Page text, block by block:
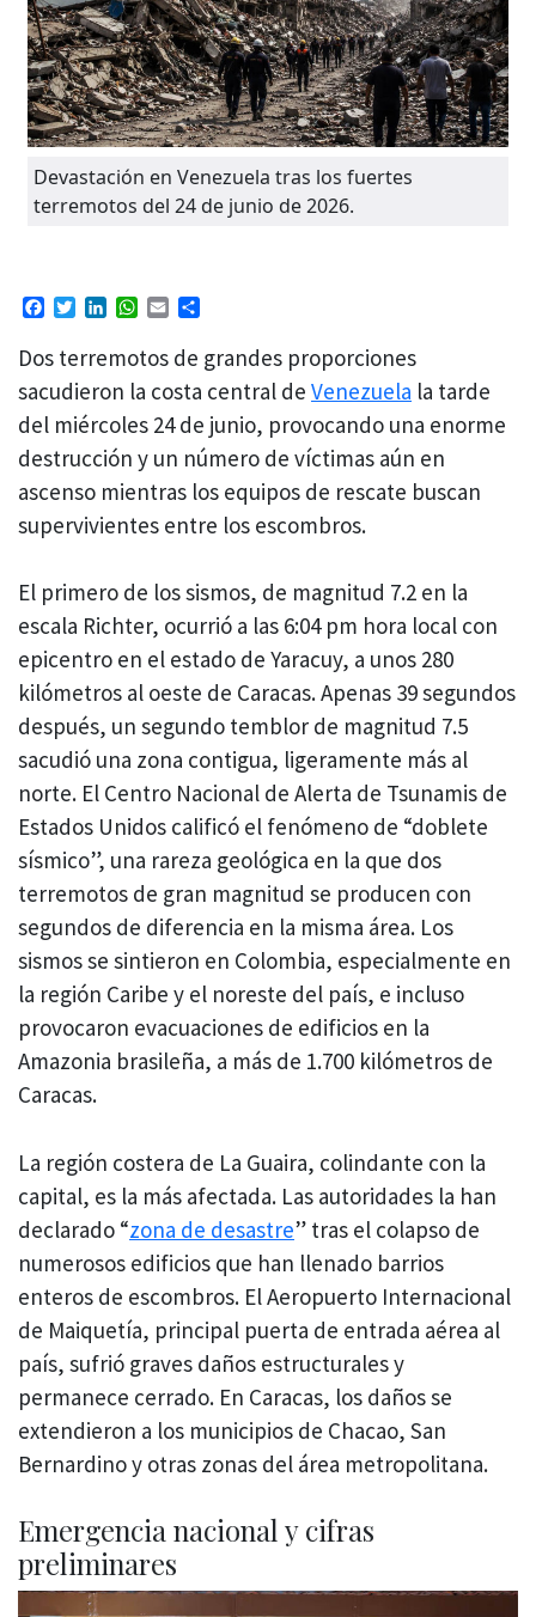
Devastación en Venezuela tras los fuertes
terremotos del 24 de junio de 2026.
Facebook
TwitterLinkedIn
WhatsApp
Email
Dos terremotos de grandes proporciones
sacudieron la costa central de Venezuela la tarde
del miércoles 24 de junio, provocando una enorme
destrucción y un número de víctimas aún en
ascenso mientras los equipos de rescate buscan
supervivientes entre los escombros.
El primero de los sismos, de magnitud 7.2 en la
escala Richter, ocurrió a las 6:04 pm hora local con
epicentro en el estado de Yaracuy, a unos 280
kilómetros al oeste de Caracas. Apenas 39 segundos
después, un segundo temblor de magnitud 7.5
sacudió una zona contigua, ligeramente más al
norte. El Centro Nacional de Alerta de Tsunamis de
Estados Unidos calificó el fenómeno de “doblete
sísmico”, una rareza geológica en la que dos
terremotos de gran magnitud se producen con
segundos de diferencia en la misma área. Los
sismos se sintieron en Colombia, especialmente en
la región Caribe y el noreste del país, e incluso
provocaron evacuaciones de edificios en la
Amazonia brasileña, a más de 1.700 kilómetros de
Caracas.
La región costera de La Guaira, colindante con la
capital, es la más afectada. Las autoridades la han
declarado “zona de desastre” tras el colapso de
numerosos edificios que han llenado barrios
enteros de escombros. El Aeropuerto Internacional
de Maiquetía, principal puerta de entrada aérea al
país, sufrió graves daños estructurales y
permanece cerrado. En Caracas, los daños se
extendieron a los municipios de Chacao, San
Bernardino y otras zonas del área metropolitana.
Emergencia nacional y cifras
preliminares